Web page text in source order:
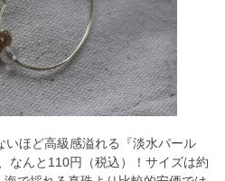
いほど高級感溢れる『淡水パール
なんと110円（税込）！サイズは約